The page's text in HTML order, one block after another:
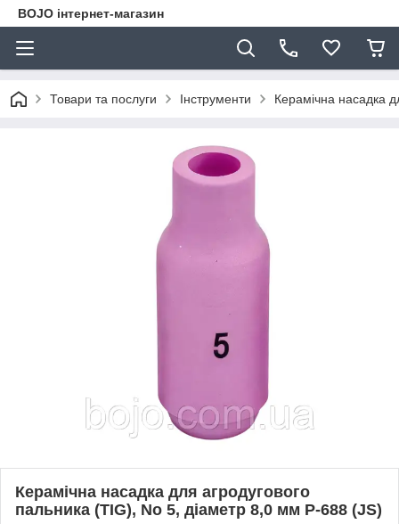
BOJO інтернет-магазин
Товари та послуги Інструменти Керамічна насадка
Керамічна насадка для агродугового
пальника (TIG), No 5, діаметр 8,0 мм P-688 (JS)